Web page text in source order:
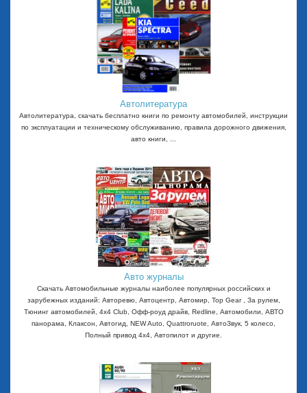
Автолитература
Автолитература, скачать бесплатно книги по ремонту автомобилей, инструкции
по эксплуатации и техническому обслуживанию, правила дорожного движения,
авто книги, ...
Авто журналы
Скачать Автомобильные журналы наиболее популярных российских и
зарубежных изданий: Авторевю, Автоцентр, Автомир, Top Gear , За рулем,
Тюнинг автомобилей, 4x4 Club, Офф-роуд драйв, Redline, Автомобили, АВТО
панорама, Клаксон, Автогид, NEW Auto, Quattroruote, АвтоЗвук, 5 колесо,
Полный привод 4х4, Автопилот и другие.